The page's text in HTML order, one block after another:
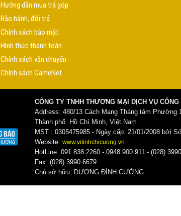
Hướng dẫn mua trả góp
Bảo hành, đổi trả
Chính sách bảo mật
Hình thức thanh toán
Chính sách vận chuyển
Chính sách GameNet
CÔNG TY TNHH THƯƠNG MẠI DỊCH VỤ
Address: 480/13 Cách Mạng Tháng tám Phường
Thành phố .Hồ Chí Minh, Việt Nam
MST : 0305475985 - Ngày cấp: 21/01/2008 bởi
Website: www.vitinhchicuong.vn
HotLine: 091.838.2260 - 0948.900.911 - (028)
Fax: (028) 3990.6679
Chủ sở hữu: DƯƠNG ĐÌNH CƯỜNG